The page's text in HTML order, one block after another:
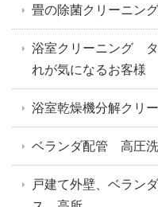
畳の除菌クリーニン
浴室クリーニング
れが気になるお客様
浴室乾燥機分解クリ
ベランダ配管 高圧
戸建て外壁、ベラン